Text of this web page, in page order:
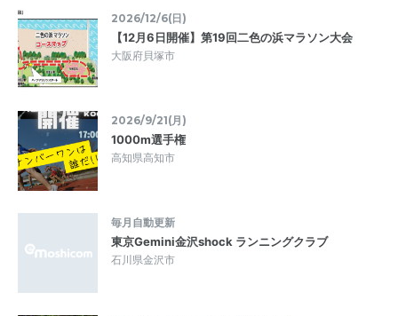
2026/12/6(日)
【12月6日開催】第19回二色の浜マラソン大会
大阪府貝塚市
2026/9/21(月)
1000m選手権
高知県高知市
毎月自動更新
東京Gemini金沢shock ランニングクラブ
石川県金沢市